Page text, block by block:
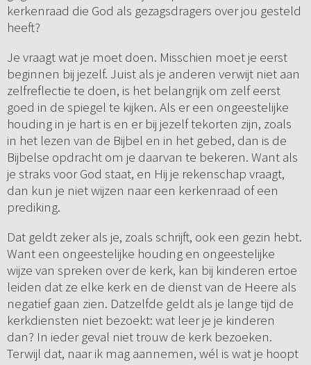
kerkenraad die God als gezagsdragers over jou gesteld
heeft?
Je vraagt wat je moet doen. Misschien moet je eerst
beginnen bij jezelf. Juist als je anderen verwijt niet aan
zelfreflectie te doen, is het belangrijk om zelf eerst
goed in de spiegel te kijken. Als er een ongeestelijke
houding in je hart is en er bij jezelf tekorten zijn, zoals
in het lezen van de Bijbel en in het gebed, dan is de
Bijbelse opdracht om je daarvan te bekeren. Want als
je straks voor God staat, en Hij je rekenschap vraagt,
dan kun je niet wijzen naar een kerkenraad of een
prediking.
Dat geldt zeker als je, zoals schrijft, ook een gezin hebt.
Want een ongeestelijke houding en ongeestelijke
wijze van spreken over de kerk, kan bij kinderen ertoe
leiden dat ze elke kerk en de dienst van de Heere als
negatief gaan zien. Datzelfde geldt als je lange tijd de
kerkdiensten niet bezoekt: wat leer je je kinderen
dan? In ieder geval niet trouw de kerk bezoeken.
Terwijl dat, naar ik mag aannemen, wél is wat je hoopt